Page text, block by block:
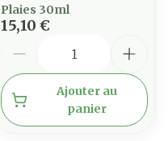
Plaies 30ml
15,10 €
Ajouter au
panier